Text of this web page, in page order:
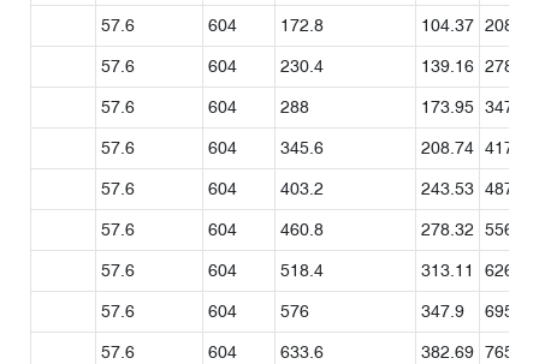
57.6 604 172.8 104.37 208.74
57.6 604 230.4 139.16 278.32
57.6 604 288 173.95 347.9
57.6 604 345.6 208.74 417.48
57.6 604 403.2 243.53 487.07
57.6 604 460.8 278.32 556.65
57.6 604 518.4 313.11 626.23
57.6 604 576 347.9 695.81
57.6 604 633.6 382.69 765.39